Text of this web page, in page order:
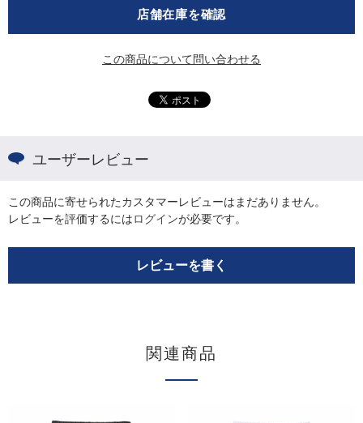
店舗在庫を確認
この商品について問い合わせる
ユーザーレビュー
この商品に寄せられたカスタマーレビューはまだありません。
レビューを評価するにはログインが必要です。
レビューを書く
関連商品